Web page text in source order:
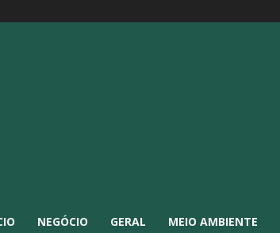
NEGÓCIO GERAL MEIO AMBIENTE